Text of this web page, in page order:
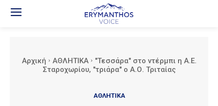
Αρχική ΑΘΛΗΤΙΚΑ
"Τεσσάρα" στο ντέρμπι η Α.Ε.
Σταροχωρίου, "τριάρα" ο Α.Ο. Τριταίας
ΑΘΛΗΤΙΚΑ